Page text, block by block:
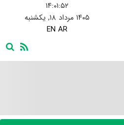
۱۴:۰۱:۵۳
۱۴۰۵ مرداد ۱۸, یکشنبه
EN AR